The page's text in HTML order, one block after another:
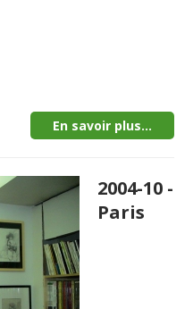
En savoir plus...
2004-10 -
Paris